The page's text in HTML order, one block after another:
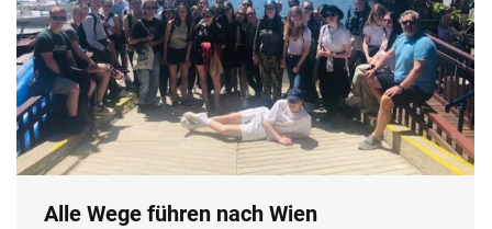
Alle Wege führen nach Wien